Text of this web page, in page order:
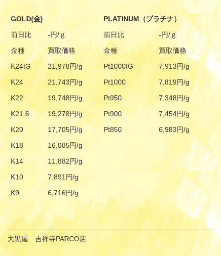
GOLD(金)
PLATINUM（プラチナ）
前日比
-円/ｇ 前日比
-円/ｇ
金種
買取価格 金種
買取価格
K24IG
21,978円/g Pt1000IG
7,913円/g
K24
21,743円/g Pt1000
7,819円/g
K22
19,748円/g Pt950
7,348円/g
K21.6
19,278円/g Pt900
7,454円/g
K20
17,705円/g Pt850
6,983円/g
K18
16,085円/g
K14
11,882円/g
K10
7,891円/g
K9
6,716円/g
大黒屋 吉祥寺PARCO店